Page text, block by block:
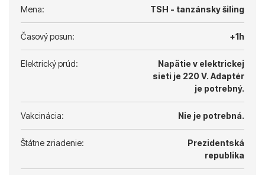
Mena: TSH - tanzánsky šiling
Časový posun: +1h
Elektrický prúd:
Napätie v elektrickej
sieti je 220 V. Adaptér
je potrebný.
Vakcinácia: Nie je potrebná.
Štátne zriadenie:
Prezidentská
republika